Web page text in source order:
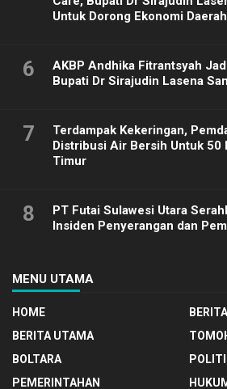
Untuk Dorong Ekonomi Daerah
6
AKBP Andhika Fitrantsyah
Bupati Dr Sirajudin Lasena
7
Terdampak Kekeringan,
Distribusi Air Bersih Untuk 50
Timur
8
PT Futai Sulawesi Utara
Insiden Penyerangan dan
MENU UTAMA
HOME
BERITA UTAMA
BOLTARA
PEMERINTAHAN